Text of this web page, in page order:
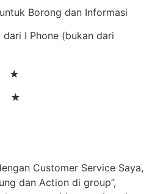
Borong dan Informasi
I Phone (bukan dari
★
★
Customer Service Saya,
dan Action di group”,